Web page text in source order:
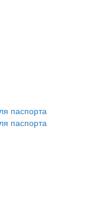
паспорта
паспорта